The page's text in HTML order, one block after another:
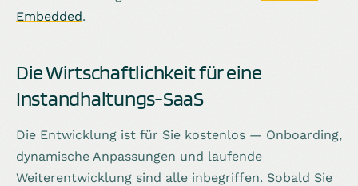
Embedded.
Die Wirtschaftlichkeit für eine
Instandhaltungs-SaaS
Die Entwicklung ist für Sie kostenlos — Onboarding,
dynamische Anpassungen und laufende
Weiterentwicklung sind alle inbegriffen. Sobald Sie